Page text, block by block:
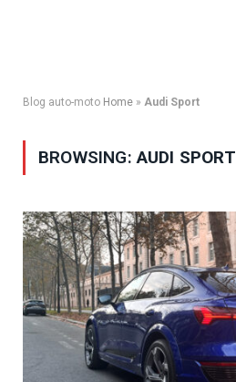
Blog auto-moto Home » Audi Sport
BROWSING:AUDI SPORT